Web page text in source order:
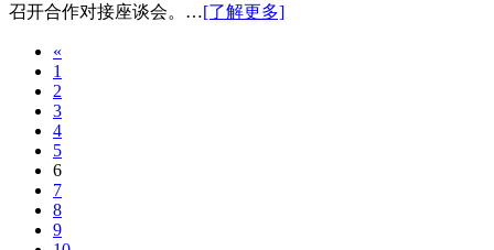
召开合作对接座谈会。…[了解更多]
«
1
2
3
4
5
6
7
8
9